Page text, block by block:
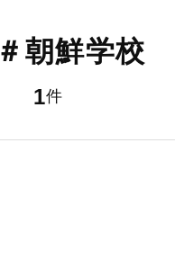
＃朝鮮学校
1件